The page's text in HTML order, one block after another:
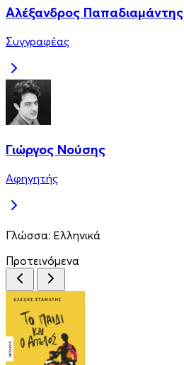
Αλέξανδρος Παπαδιαμάντης
Συγγραφέας
Γιώργος Νούσης
Αφηγητής
Γλώσσα: Ελληνικά
Προτεινόμενα